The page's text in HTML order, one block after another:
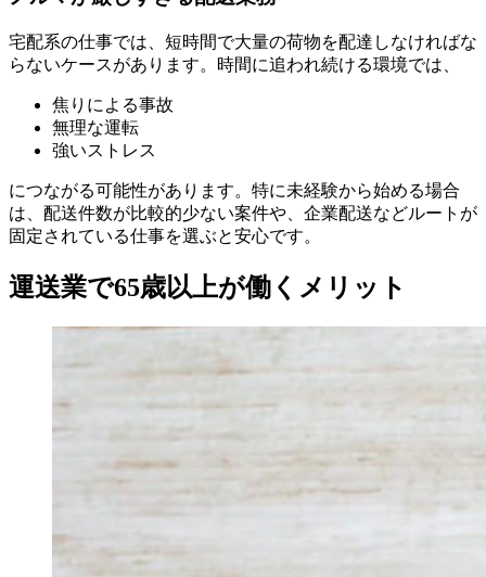
宅配系の仕事では、短時間で大量の荷物を配達しなければな
らないケースがあります。時間に追われ続ける環境では、
焦りによる事故
無理な運転
強いストレス
につながる可能性があります。特に未経験から始める場合
は、配送件数が比較的少ない案件や、企業配送などルートが
固定されている仕事を選ぶと安心です。
運送業で65歳以上が働くメリット